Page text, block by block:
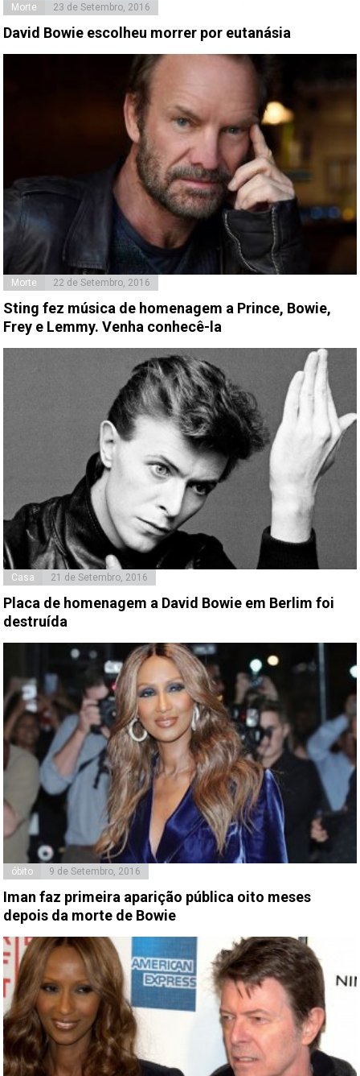
Morte 23 de Setembro, 2016
David Bowie escolheu morrer por eutanásia
Morte 22 de Setembro, 2016
Sting fez música de homenagem a Prince, Bowie,
Frey e Lemmy. Venha conhecê-la
Casa 21 de Setembro, 2016
Placa de homenagem a David Bowie em Berlim foi
destruída
óbito 9 de Setembro, 2016
Iman faz primeira aparição pública oito meses
depois da morte de Bowie